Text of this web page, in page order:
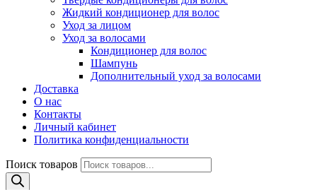
Жидкий кондиционер для волос
Уход за лицом
Уход за волосами
Кондиционер для волос
Шампунь
Дополнительный уход за волосами
Доставка
О нас
Контакты
Личный кабинет
Политика конфиденциальности
Поиск товаров